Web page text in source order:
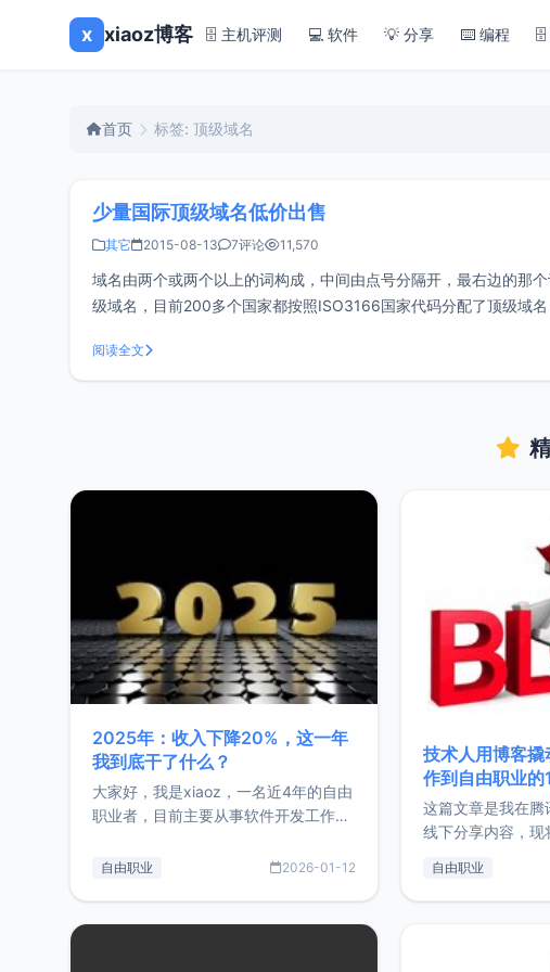
x xiaoz博客 🗄️ 主机评测 💻 软件 💡 分享 ⌨️ 编程 🗄️
首页 标签: 顶级域名
少量国际顶级域名低价出售
其它 2015-08-13 7评论 11,570
域名由两个或两个以上的词构成，中间由点号分隔开，最右边的那
级域名，目前200多个国家都按照ISO3166国家代码分配了顶级域
阅读全文
2025年：收入下降20%，这一年
我到底干了什么？
大家好，我是xiaoz，一名近4年的自由
职业者，目前主要从事软件开发工作。
的总结，内容主要包括：工作、学习、
自由职业 2026-01-12
技术人用博客
作到自由职业的
这篇文章是我在腾
线下分享内容，
版，分享了写博
通过博客过渡到
的一个小故事。
自由职业